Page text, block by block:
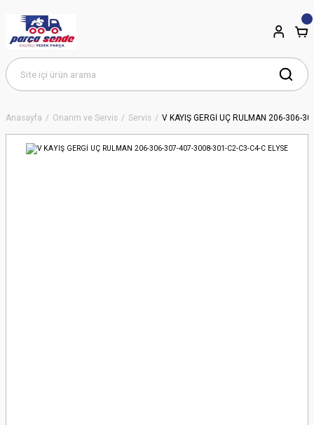
Anasayfa Onarım ve Servis Servis V KAYIŞ GERGİ UÇ RULMAN 206-306-